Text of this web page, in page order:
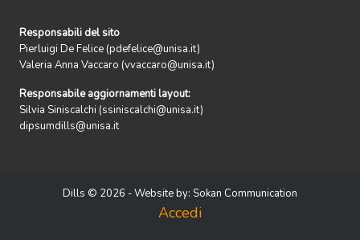
Responsabili del sito
Pierluigi De Felice (pdefelice@unisa.it)
Valeria Anna Vaccaro (vvaccaro@unisa.it)
Responsabile aggiornamenti layout:
Silvia Siniscalchi (ssiniscalchi@unisa.it)
dipsumdills@unisa.it
Dills © 2026 - Website by: Sokan Communication
Accedi